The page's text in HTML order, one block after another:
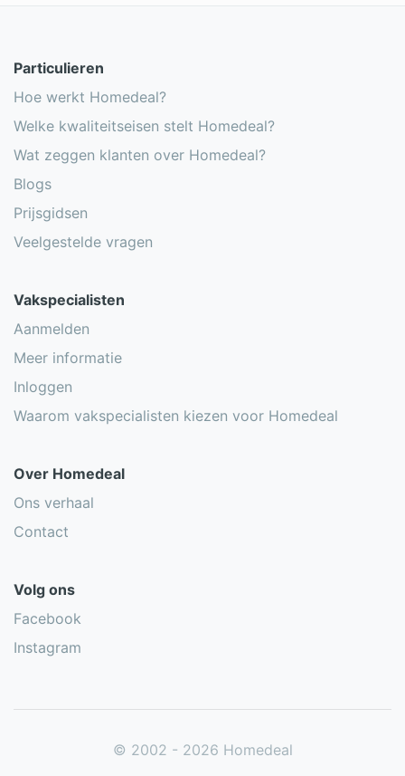
Particulieren
Hoe werkt Homedeal?
Welke kwaliteitseisen stelt Homedeal?
Wat zeggen klanten over Homedeal?
Blogs
Prijsgidsen
Veelgestelde vragen
Vakspecialisten
Aanmelden
Meer informatie
Inloggen
Waarom vakspecialisten kiezen voor Homedeal
Over Homedeal
Ons verhaal
Contact
Volg ons
Facebook
Instagram
© 2002 - 2026 Homedeal